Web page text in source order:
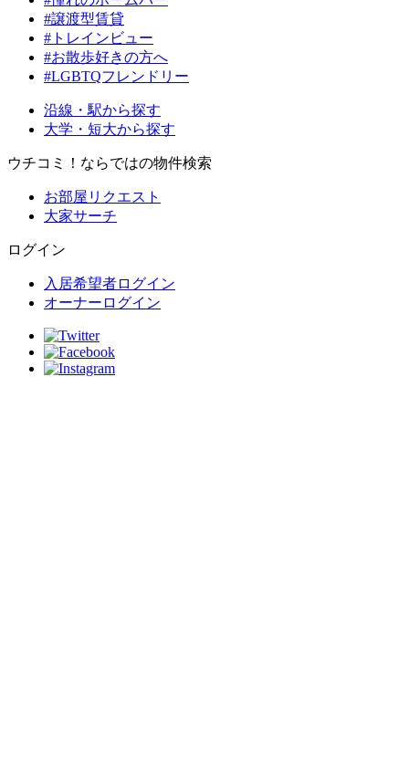
#譲渡型賃貸
#トレインビュー
#お散歩好きの方へ
#LGBTQフレンドリー
沿線・駅から探す
大学・短大から探す
ウチコミ！ならではの物件検索
お部屋リクエスト
大家サーチ
ログイン
入居希望者ログイン
オーナーログイン